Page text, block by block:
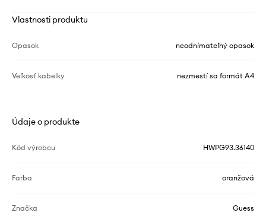
Vlastnosti produktu
Opasok neodnímateľný opasok
Veľkosť kabelky nezmestí sa formát A4
Údaje o produkte
Kód výrobcu HWPG93.36140
Farba oranžová
Značka Guess